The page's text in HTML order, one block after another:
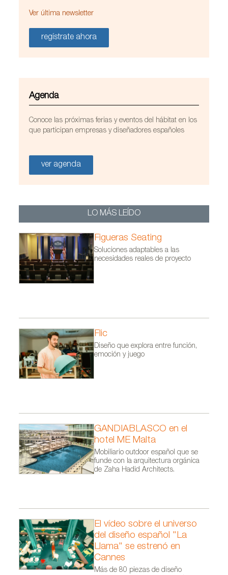
de Tokio (Japón). Foto de Nacasa and Partners.
Cortesía de Viccarbe
Ver última newsletter
regístrate ahora
Agenda
Conoce las próximas ferias y eventos del hábitat en los
que participan empresas y diseñadores españoles
ver agenda
LO MÁS LEÍDO
Figueras Seating
Soluciones adaptables a las
necesidades reales de proyecto
Flic
Diseño que explora entre función,
emoción y juego
GANDIABLASCO en el
hotel ME Malta
Mobiliario outdoor español que se
funde con la arquitectura orgánica
de Zaha Hadid Architects.
El vídeo sobre el universo
del diseño español "La
Llama" se estrenó en
Cannes
Más de 80 piezas de diseño